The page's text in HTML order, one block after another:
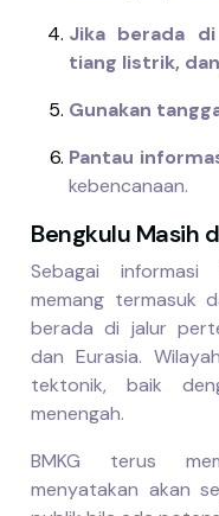
Jika berada
tiang listrik,
Gunakan
Pantau
kebencanaan.
Bengkulu Masih
Sebagai informasi
memang termasuk
berada di jalur
dan Eurasia.
tektonik, baik
menengah.
BMKG terus
menyatakan akan